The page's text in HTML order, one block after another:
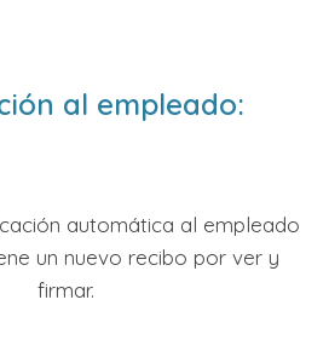
al empleado:
automática al empleado
un nuevo recibo por ver y
firmar.